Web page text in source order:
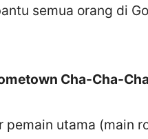
semua orang di
Cha-Cha-Cha
utama (main